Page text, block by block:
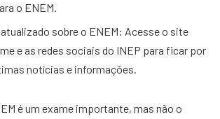
o ENEM.
sobre o ENEM: Acesse o site
e as redes sociais do INEP para ficar por
notícias e informações.
é um exame importante, mas não o